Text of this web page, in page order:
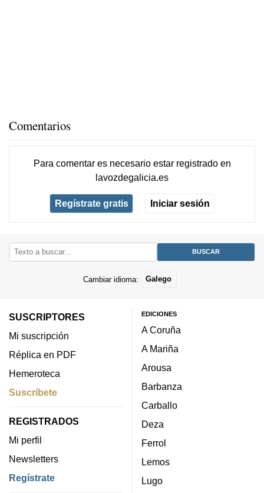
Comentarios
Para comentar es necesario estar registradoen
lavozdegalicia.es
Regístrate gratis Iniciar sesión
Cambiar idioma: Galego
SUSCRIPTORES
Mi suscripción
Réplica en PDF
Hemeroteca
Suscríbete
REGISTRADOS
Mi perfil
Newsletters
Regístrate
EDICIONES
A Coruña
A Mariña
Arousa
Barbanza
Carballo
Deza
Ferrol
Lemos
Lugo